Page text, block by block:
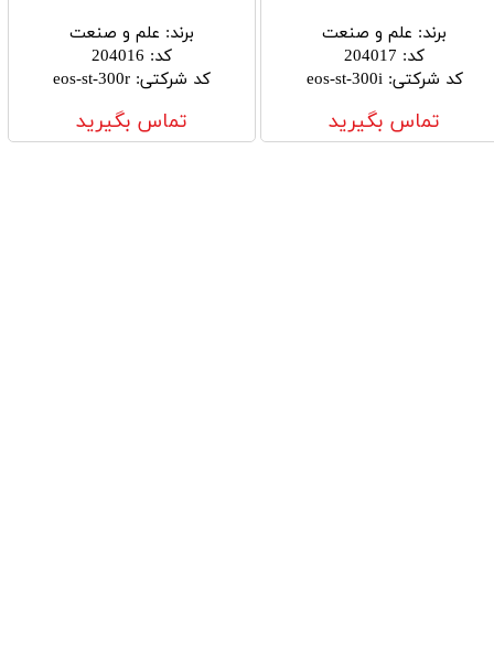
برند: علم و صنعت
کد:
204017
کد شرکتی:
eos-st-300i
تماس بگیرید
برند: علم و صنعت
کد:
204016
کد شرکتی:
eos-st-300r
تماس بگیرید